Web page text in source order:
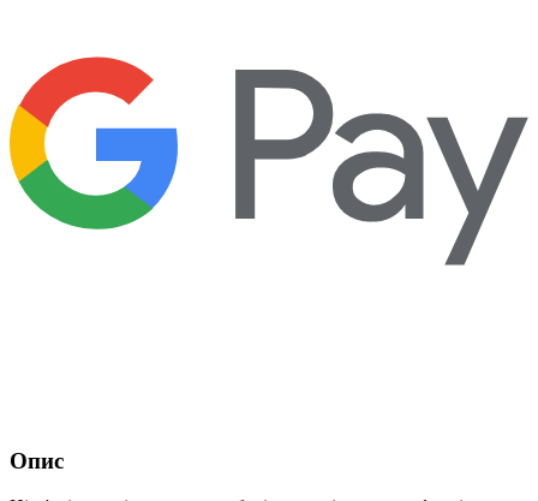
Опис